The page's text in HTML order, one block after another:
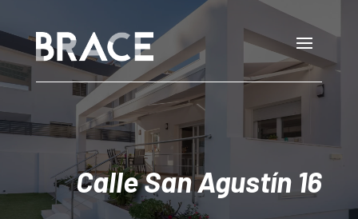
este
sitio
web
incluye
sistema
de
accesibilidad.
Calle San Agustín 16